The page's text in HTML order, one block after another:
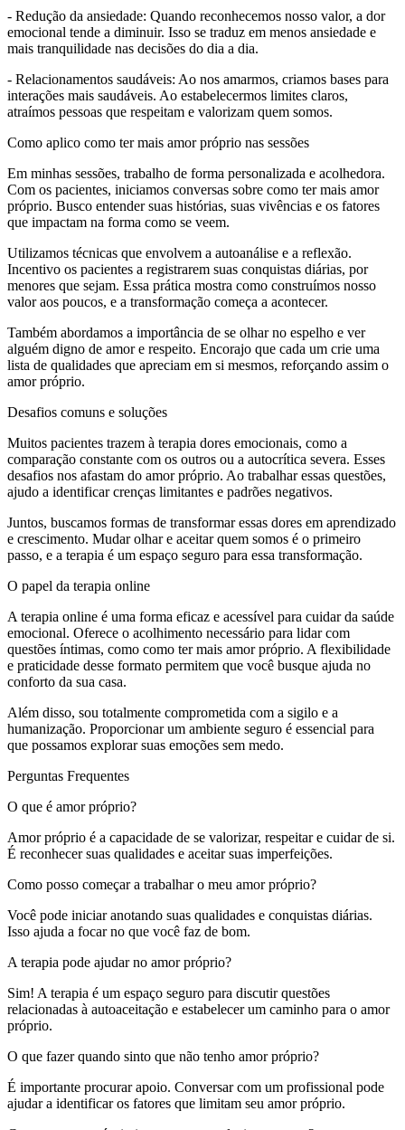
- Redução da ansiedade: Quando reconhecemos nosso valor, a dor
emocional tende a diminuir. Isso se traduz em menos ansiedade e
mais tranquilidade nas decisões do dia a dia.
- Relacionamentos saudáveis: Ao nos amarmos, criamos bases para
interações mais saudáveis. Ao estabelecermos limites claros,
atraímos pessoas que respeitam e valorizam quem somos.
Como aplico como ter mais amor próprio nas sessões
Em minhas sessões, trabalho de forma personalizada e acolhedora.
Com os pacientes, iniciamos conversas sobre como ter mais amor
próprio. Busco entender suas histórias, suas vivências e os fatores
que impactam na forma como se veem.
Utilizamos técnicas que envolvem a autoanálise e a reflexão.
Incentivo os pacientes a registrarem suas conquistas diárias, por
menores que sejam. Essa prática mostra como construímos nosso
valor aos poucos, e a transformação começa a acontecer.
Também abordamos a importância de se olhar no espelho e ver
alguém digno de amor e respeito. Encorajo que cada um crie uma
lista de qualidades que apreciam em si mesmos, reforçando assim o
amor próprio.
Desafios comuns e soluções
Muitos pacientes trazem à terapia dores emocionais, como a
comparação constante com os outros ou a autocrítica severa. Esses
desafios nos afastam do amor próprio. Ao trabalhar essas questões,
ajudo a identificar crenças limitantes e padrões negativos.
Juntos, buscamos formas de transformar essas dores em aprendizado
e crescimento. Mudar olhar e aceitar quem somos é o primeiro
passo, e a terapia é um espaço seguro para essa transformação.
O papel da terapia online
A terapia online é uma forma eficaz e acessível para cuidar da saúde
emocional. Oferece o acolhimento necessário para lidar com
questões íntimas, como como ter mais amor próprio. A flexibilidade
e praticidade desse formato permitem que você busque ajuda no
conforto da sua casa.
Além disso, sou totalmente comprometida com a sigilo e a
humanização. Proporcionar um ambiente seguro é essencial para
que possamos explorar suas emoções sem medo.
Perguntas Frequentes
O que é amor próprio?
Amor próprio é a capacidade de se valorizar, respeitar e cuidar de si.
É reconhecer suas qualidades e aceitar suas imperfeições.
Como posso começar a trabalhar o meu amor próprio?
Você pode iniciar anotando suas qualidades e conquistas diárias.
Isso ajuda a focar no que você faz de bom.
A terapia pode ajudar no amor próprio?
Sim! A terapia é um espaço seguro para discutir questões
relacionadas à autoaceitação e estabelecer um caminho para o amor
próprio.
O que fazer quando sinto que não tenho amor próprio?
É importante procurar apoio. Conversar com um profissional pode
ajudar a identificar os fatores que limitam seu amor próprio.